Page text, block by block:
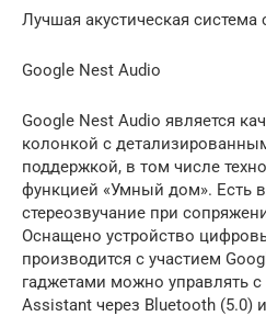
Лучшая акустическая система
Google Nest Audio
Google Nest Audio является
колонкой с
поддержкой, в том числе
функцией «Умный дом». Есть
стереозвучание при
Оснащено устройство
производится с участием
гаджетами можно управлять
Assistant через Bluetooth (5.0)